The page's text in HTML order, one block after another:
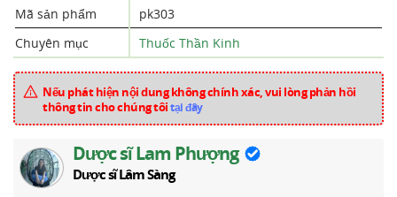
Mã sản phẩm
pk303
Chuyên mục
Thuốc Thần Kinh
Nếu phát hiện nội dung không chính xác, vui lòng phản hồi
thông tin cho chúng tôitại đây
Dược sĩ Lam Phượng
Dược sĩ Lâm Sàng